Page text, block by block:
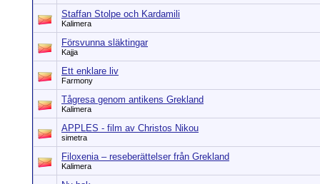
Staffan Stolpe och Kardamili
Kalimera
Försvunna släktingar
Kajja
Ett enklare liv
Farmony
Tågresa genom antikens Grekland
Kalimera
APPLES - film av Christos Nikou
simetra
Filoxenia – reseberättelser från Grekland
Kalimera